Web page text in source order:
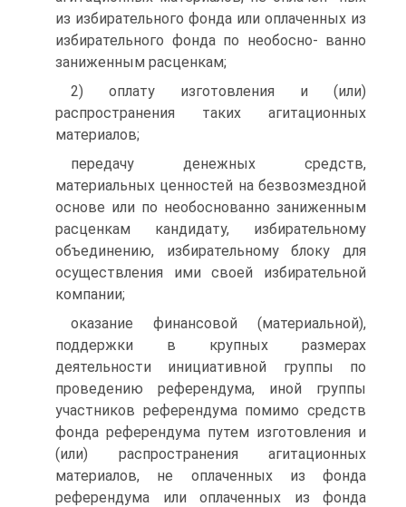
из избирательного фонда или оплаченных из
избирательного фонда по необосно- ванно
заниженным расценкам;
2) оплату изготовления и (или)
распространения таких агитационных
материалов;
передачу денежных средств,
материальных ценностей на безвозмездной
основе или по необоснованно заниженным
расценкам кандидату, избирательному
объединению, избирательному блоку для
осуществления ими своей избирательной
компании;
оказание финансовой (материальной),
поддержки в крупных размерах
деятельности инициативной группы по
проведению референдума, иной группы
участников референдума помимо средств
фонда референдума путем изготовления и
(или) распространения агитационных
материалов, не оплаченных из фонда
референдума или оплаченных из фонда